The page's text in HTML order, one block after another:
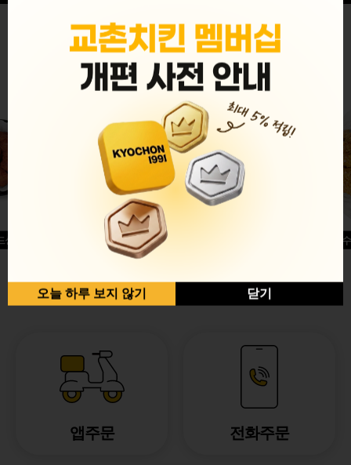
MENU
글윙
반반순살[레드+허니]
허니옥
앱주문 전화주문
오늘 하루 보지 않기 닫기